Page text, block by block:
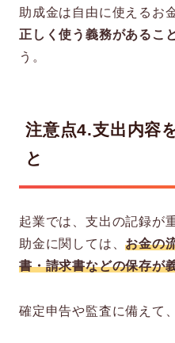
助成金は自由に使えるお
正しく使う義務があるこ
う。
注意点4.支出内容
と
起業では、支出の記録が
助金に関しては、お金の
書・請求書などの保存が
確定申告や監査に備えて、